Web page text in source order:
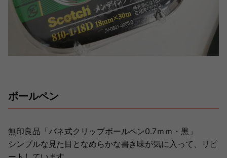
ボールペン
無印良品「バネ式クリップボールペン0.7ｍｍ・黒」
シンプルな見た目となめらかな書き味が気に入って、リピ